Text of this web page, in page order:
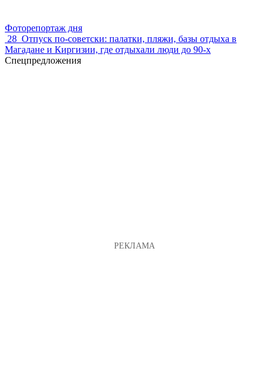
Фоторепортаж дня
28 Отпуск по‑советски: палатки, пляжи, базы отдыха в
Магадане и Киргизии, где отдыхали люди до 90-х
Спецпредложения